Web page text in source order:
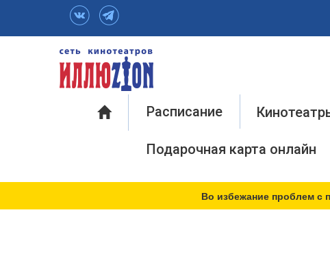
Расписание
Подарочная карта онлайн
Во избежание проблем с